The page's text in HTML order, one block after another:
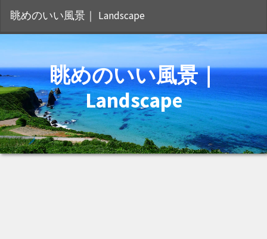
眺めのいい風景｜ Landscape
眺めのいい風景｜
Landscape